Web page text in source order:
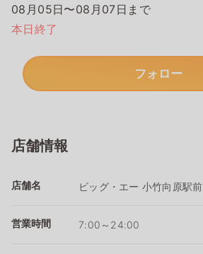
08月05日〜08月07日まで
本日終了
フォロー
店舗情報
店舗名 ビッグ・エー 小竹向原駅前
営業時間 7:00～24:00